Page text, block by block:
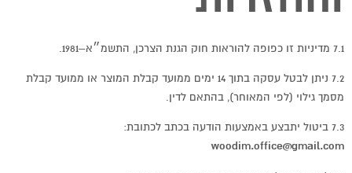
7.1 מדיניות זו כפופה להוראות חוק הגנת הצרכן, התשמ״א–1981.
7.2 ניתן לבטל עסקה בתוך 14 ימים ממועד קבלת המוצר או ממועד קבלת
מסמך גילוי (לפי המאוחר), בהתאם לדין.
7.3 ביטול יתבצע באמצעות הודעה בכתב לכתובת:
woodim.office@gmail.com